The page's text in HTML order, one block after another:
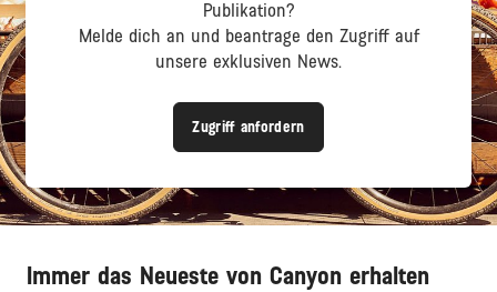
Publikation?
Melde dich an und beantrage den Zugriff auf
unsere exklusiven News.
Zugriff anfordern
Immer das Neueste von Canyon erhalten